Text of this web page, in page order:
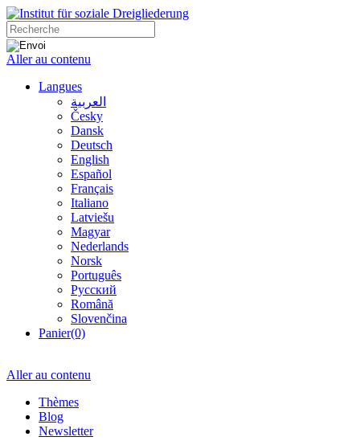
Aller au contenu
Langues
العربية
Česky
Dansk
Deutsch
English
Español
Français
Italiano
Latviešu
Magyar
Nederlands
Norsk
Português
Русский
Română
Slovenčina
Panier(0)
Aller au contenu
Thèmes
Blog
Newsletter